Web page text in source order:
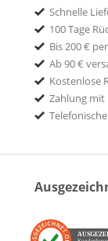
Schnelle
100 Tage
Bis 200 €
Ab 90 €
Kostenlose
Zahlung mit